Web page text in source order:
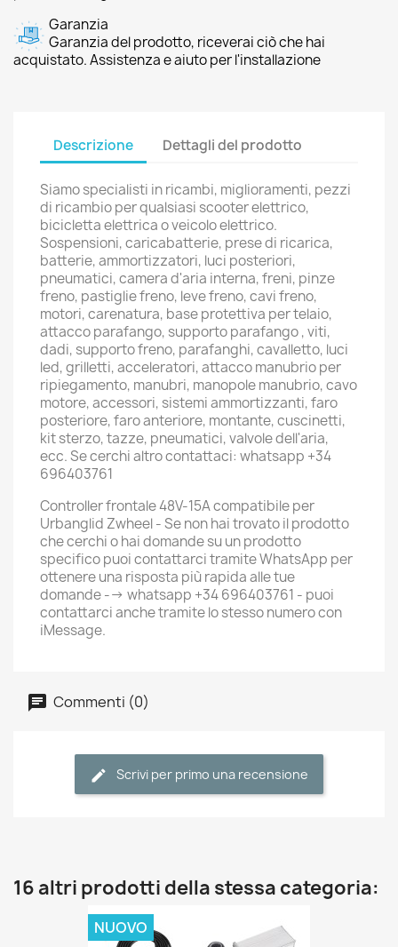
Garanzia
Garanzia del prodotto, riceverai ciò che hai
acquistato. Assistenza e aiuto per l'installazione
Descrizione Dettagli del prodotto
Siamo specialisti in ricambi, miglioramenti, pezzi
di ricambio per qualsiasi scooter elettrico,
bicicletta elettrica o veicolo elettrico.
Sospensioni, caricabatterie, prese di ricarica,
batterie, ammortizzatori, luci posteriori,
pneumatici, camera d'aria interna, freni, pinze
freno, pastiglie freno, leve freno, cavi freno,
motori, carenatura, base protettiva per telaio,
attacco parafango, supporto parafango , viti,
dadi, supporto freno, parafanghi, cavalletto, luci
led, grilletti, acceleratori, attacco manubrio per
ripiegamento, manubri, manopole manubrio, cavo
motore, accessori, sistemi ammortizzanti, faro
posteriore, faro anteriore, montante, cuscinetti,
kit sterzo, tazze, pneumatici, valvole dell'aria,
ecc. Se cerchi altro contattaci: whatsapp +34
696403761
Controller frontale 48V-15A compatibile per
Urbanglid Zwheel - Se non hai trovato il prodotto
che cerchi o hai domande su un prodotto
specifico puoi contattarci tramite WhatsApp per
ottenere una risposta più rapida alle tue
domande --> whatsapp +34 696403761 - puoi
contattarci anche tramite lo stesso numero con
iMessage.
Commenti (0)
Scrivi per primo una recensione
16 altri prodotti della stessa categoria:
NUOVO